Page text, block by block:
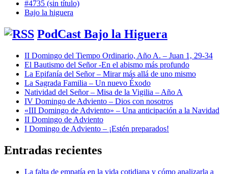
#4735 (sin título)
Bajo la higuera
PodCast Bajo la Higuera
II Domingo del Tiempo Ordinario, Año A. – Juan 1, 29-34
El Bautismo del Señor -En el abismo más profundo
La Epifanía del Señor – Mirar más allá de uno mismo
La Sagrada Familia – Un nuevo Éxodo
Natividad del Señor – Misa de la Vigilia – Año A
IV Domingo de Adviento – Dios con nosotros
«III Domingo de Adviento» – Una anticipación a la Navidad
II Domingo de Adviento
I Domingo de Adviento – ¡Estén preparados!
Entradas recientes
La falta de empatía en la vida cotidiana y cómo analizarla a